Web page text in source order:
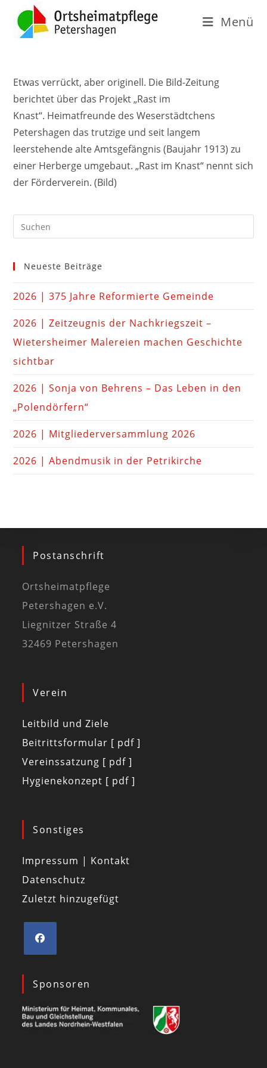
Menü
Etwas verrückt, aber originell. Die Bild-Zeitung
berichtet über das Projekt „Rast im
Knast“. Heimatfreunde des Weserstädtchens
Petershagen das trutzige und seit langem
leerstehende alte Amtsgefängnis (Baujahr 1913) zu
einer Herberge umgebaut. „Rast im Knast“ nennt sich
der Förderverein. (Bild)
Neueste Beiträge
2026 | 375 Jahre Reformierte Gemeinde
2026 | Zeitzeugnis der Nachkriegszeit –
Wietersheimer Malereien machen Geschichte
sichtbar
2026 | Sonja von Behrens – Das Leben in den
„Polendörfern“
2026 | Mitgliederversammlung 2026
2026 | Abendmusik in der Petrikirche
Postanschrift
Ortsheimatpflege
Petershagen e.V.
Liegnitzer Straße 4
32469 Petershagen
Verein
Leitbild und Ziele
Beitrittsformular [ pdf ]
Vereinssatzung [ pdf ]
Hygienekonzept [ pdf ]
Sonstiges
Impressum | Kontakt
Datenschutz
Zuletzt hinzugefügt
Sponsoren